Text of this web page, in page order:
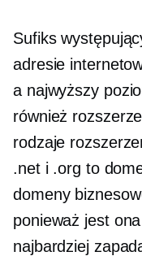
Sufiks
adresie
a najwyższy
również
rodzaje
.net i .org to
domeny
ponieważ jest
najbardziej